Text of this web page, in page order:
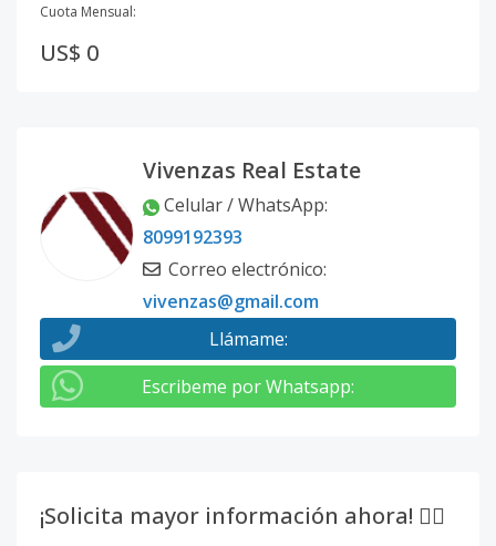
Cuota Mensual:
US$ 0
Vivenzas Real Estate
Celular / WhatsApp:
8099192393
Correo electrónico:
vivenzas@gmail.com
Llámame:
Escribeme por Whatsapp:
¡Solicita mayor información ahora! 👇🏽